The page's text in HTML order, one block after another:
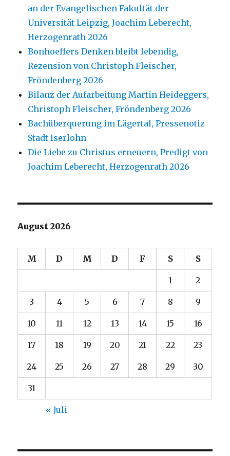
an der Evangelischen Fakultät der
Universität Leipzig, Joachim Leberecht,
Herzogenrath 2026
Bonhoeffers Denken bleibt lebendig,
Rezension von Christoph Fleischer,
Fröndenberg 2026
Bilanz der Aufarbeitung Martin Heideggers,
Christoph Fleischer, Fröndenberg 2026
Bachüberquerung im Lägertal, Pressenotiz
Stadt Iserlohn
Die Liebe zu Christus erneuern, Predigt von
Joachim Leberecht, Herzogenrath 2026
August 2026
M D M D F S S
1 2
3 4 5 6 7 8 9
10 11 12 13 14 15 16
17 18 19 20 21 22 23
24 25 26 27 28 29 30
31
« Juli